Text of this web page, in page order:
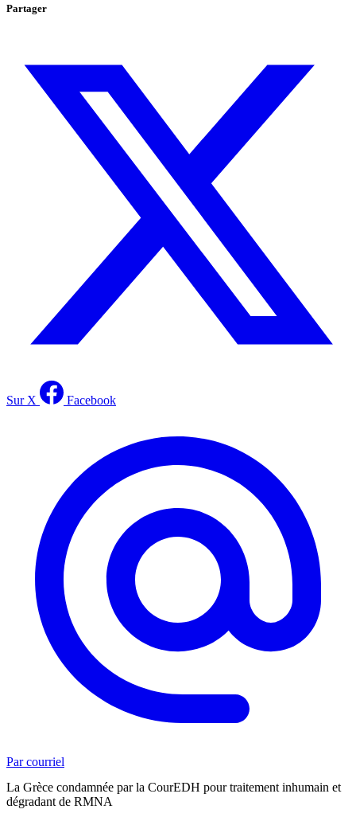
Partager
Sur X Facebook
Par courriel
La Grèce condamnée par la CourEDH pour traitement inhumain et
dégradant de RMNA